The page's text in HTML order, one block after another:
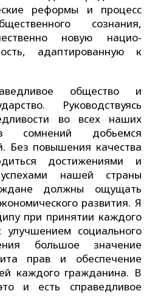
реформы и процесс
сознания,
новую нацио­
адаптированную к
общество и
Руководствуясь
во всех наших
добьемся
Без повышения качества
достижениями и
нашей страны
должны ощущать
развития. Я
при принятии каждого
социального
большое значение
прав и обеспечение
каждого гражданина. В
и есть справедливое